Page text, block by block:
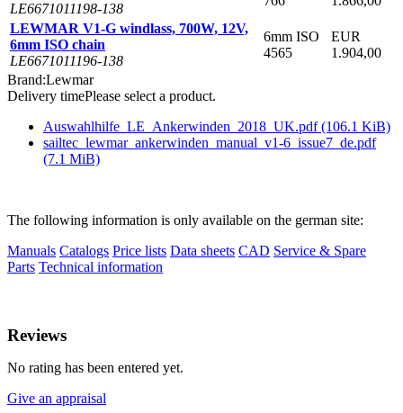
LE6671011198-138
LEWMAR V1-G windlass, 700W, 12V,
6mm ISO chain
LE6671011196-138
6mm ISO
4565
EUR
1.904,00
Brand:Lewmar
Delivery timePlease select a product.
Auswahlhilfe_LE_Ankerwinden_2018_UK.pdf(106.1 KiB)
sailtec_lewmar_ankerwinden_manual_v1-6_issue7_de.pdf
(7.1 MiB)
The following information is only available on the german site:
Manuals Catalogs Price lists Data sheets CAD Service & Spare
Parts Technical information
Reviews
No rating has been entered yet.
Give an appraisal